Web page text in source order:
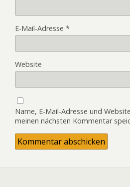
E-Mail-Adresse *
Website
Name, E-Mail-Adresse und
meinen nächsten Kommentar